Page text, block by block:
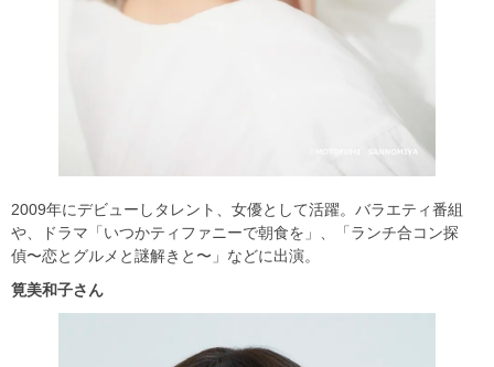
2009年にデビューしタレント、女優として活躍。バラエティ番組
や、ドラマ「いつかティファニーで朝食を」、「ランチ合コン探
偵〜恋とグルメと謎解きと〜」などに出演。
筧美和子さん